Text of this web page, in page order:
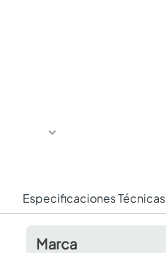
Especificaciones Técnicas
Marca